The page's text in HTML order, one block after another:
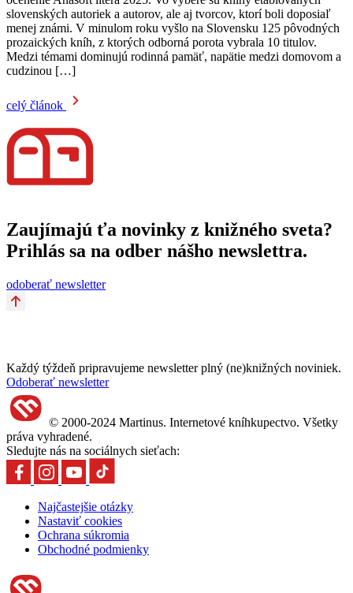
slovenských autoriek a autorov, ale aj tvorcov, ktorí boli doposiaľ
menej známi. V minulom roku vyšlo na Slovensku 125 pôvodných
prozaických kníh, z ktorých odborná porota vybrala 10 titulov.
Medzi témami dominujú rodinná pamäť, napätie medzi domovom a
cudzinou […]
celý článok
Zaujímajú ťa novinky z knižného sveta?
Prihlás sa na odber nášho newslettra.
odoberať newsletter
Každý týždeň pripravujeme newsletter plný (ne)knižných noviniek.
Odoberať newsletter
© 2000-2024 Martinus. Internetové kníhkupectvo. Všetky
práva vyhradené.
Sledujte nás na sociálnych sieťach:
Najčastejšie otázky
Nastaviť cookies
Ochrana súkromia
Obchodné podmienky